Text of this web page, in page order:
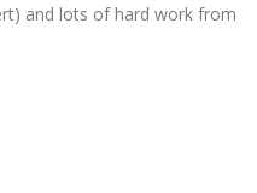
and lots of hard work from